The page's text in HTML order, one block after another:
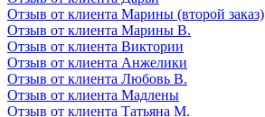
Отзыв от клиента Марины (второй заказ)
Отзыв от клиента Марины В.
Отзыв от клиента Виктории
Отзыв от клиента Анжелики
Отзыв от клиента Любовь В.
Отзыв от клиента Мадлены
Отзыв от клиента Татьяна М.